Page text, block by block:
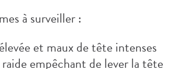
à surveiller :
et maux de tête intenses
empêchant de lever la tête